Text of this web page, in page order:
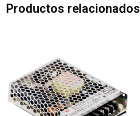
Productos relacionados